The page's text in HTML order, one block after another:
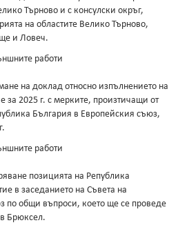
Търново и с консулски окръг,
на областите Велико Търново,
и Ловеч.
работи
на доклад относно изпълнението на
за 2025 г. с мерките, произтичащи от
България в Европейския съюз,
работи
позицията на Република
в заседанието на Съвета на
по общи въпроси, което ще се проведе
Брюксел.